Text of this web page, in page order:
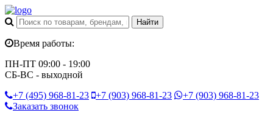
Время работы:
ПН-ПТ 09:00 - 19:00
СБ-ВС - выходной
+7 (495) 968-81-23 +7 (903) 968-81-23 +7 (903) 968-81-23
Заказать звонок